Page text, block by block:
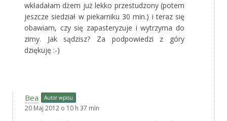
wkładałam dżem już lekko przestudzony (potem
jeszcze siedział w piekarniku 30 min.) i teraz się
obawiam, czy się zapasteryzuje i wytrzyma do
zimy. Jak sądzisz? Za podpowiedzi z góry
dziękuję :-)
Bea Autor wpisu
20 Maj 2012 o 10 h 37 min